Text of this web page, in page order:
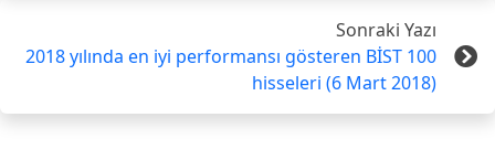
Sonraki Yazı
2018 yılında en iyi performansı gösteren BİST 100
hisseleri (6 Mart 2018)